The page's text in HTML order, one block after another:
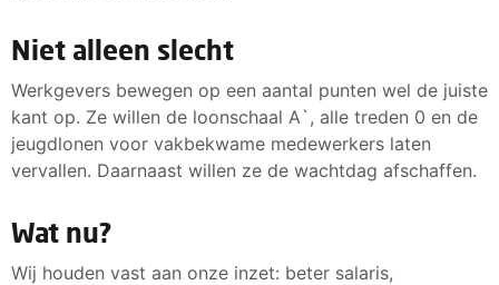
Niet alleen slecht
Werkgevers bewegen op een aantal punten wel de juiste
kant op. Ze willen de loonschaal A`, alle treden 0 en de
jeugdlonen voor vakbekwame medewerkers laten
vervallen. Daarnaast willen ze de wachtdag afschaffen.
Wat nu?
Wij houden vast aan onze inzet: beter salaris,